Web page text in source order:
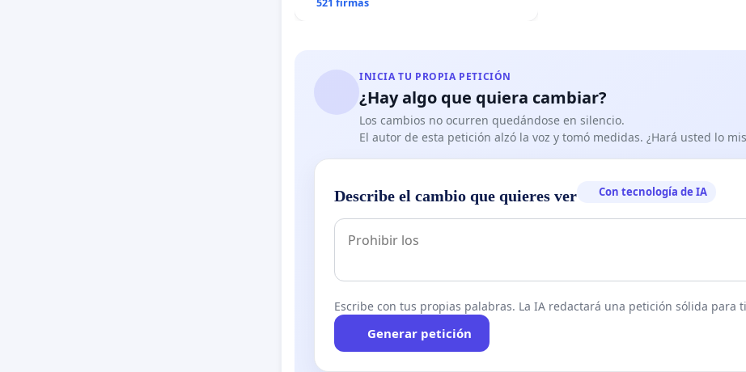
INICIA TU PROPIA PETICIÓN
¿Hay algo que quiera cambiar?
Los cambios no ocurren quedándose en silencio.
El autor de esta petición alzó la voz y tomó medidas. ¿Hará usted lo
Describe el cambio que quieres ver Con tecnología de IA
Escribe con tus propias palabras. La IA redactará una petición sólida para
Generar petición